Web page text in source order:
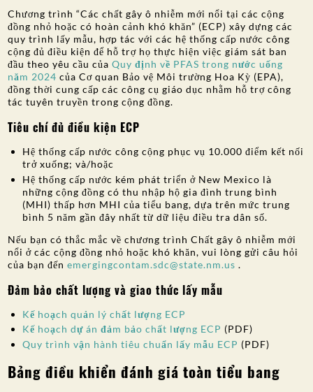
SỰ THAM GIA CỦA CÔNG CHÚNG
Tìm kiếm:
Chương trình “Các chất gây ô nhiễm mới nổi tại các cộng
đồng nhỏ hoặc có hoàn cảnh khó khăn” (ECP) xây dựng các
quy trình lấy mẫu, hợp tác với các hệ thống cấp nước công
cộng đủ điều kiện để hỗ trợ họ thực hiện việc giám sát ban
đầu theo yêu cầu củaQuy định về PFAS trong nước uống
năm 2024 của Cơ quan Bảo vệ Môi trường Hoa Kỳ (EPA),
đồng thời cung cấp các công cụ giáo dục nhằm hỗ trợ công
tác tuyên truyền trong cộng đồng.
Tiêu chí đủ điều kiện ECP
Hệ thống cấp nước công cộng phục vụ 10.000 điểm kết nối
trở xuống; và/hoặc
Hệ thống cấp nước kém phát triển ở New Mexico là
những cộng đồng có thu nhập hộ gia đình trung bình
(MHI) thấp hơn MHI của tiểu bang, dựa trên mức trung
bình 5 năm gần đây nhất từ dữ liệu điều tra dân số.
Nếu bạn có thắc mắc về chương trình Chất gây ô nhiễm mới
nổi ở các cộng đồng nhỏ hoặc khó khăn, vui lòng gửi câu hỏi
của bạn đếnemergingcontam.sdc@state.nm.us .
Đảm bảo chất lượng và giao thức lấy mẫu
Kế hoạch quản lý chất lượng ECP
Kế hoạch dự án đảm bảo chất lượng ECP (PDF)
Quy trình vận hành tiêu chuẩn lấy mẫu ECP (PDF)
Bảng điều khiển đánh giá toàn tiểu bang